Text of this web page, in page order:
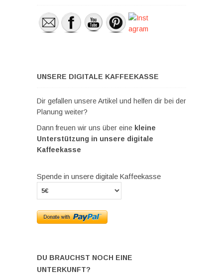
UNSERE DIGITALE KAFFEEKASSE
Dir gefallen unsere Artikel und helfen dir bei der
Planung weiter?
Dann freuen wir uns über eine kleine
Unterstützung in unsere digitale
Kaffeekasse
Spende in unsere digitale Kaffeekasse
DU BRAUCHST NOCH EINE
UNTERKUNFT?